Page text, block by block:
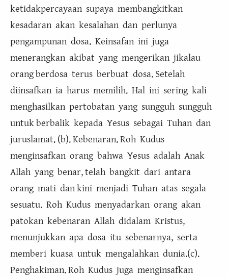
ketidakpercayaan supaya membangkitkan
kesadaran akan kesalahan dan perlunya
pengampunan dosa. Keinsafan ini juga
menerangkan akibat yang mengerikan jikalau
orang berdosa terus berbuat dosa. Setelah
diinsafkan ia harus memilih. Hal ini sering kali
menghasilkan pertobatan yang sungguh sungguh
untuk berbalik kepada Yesus sebagai Tuhan dan
juruslamat. (b). Kebenaran. Roh Kudus
menginsafkan orang bahwa Yesus adalah Anak
Allah yang benar, telah bangkit dari antara
orang mati dan kini menjadi Tuhan atas segala
sesuatu. Roh Kudus menyadarkan orang akan
patokan kebenaran Allah didalam Kristus,
menunjukkan apa dosa itu sebenarnya, serta
memberi kuasa untuk mengalahkan dunia.(c).
Penghakiman. Roh Kudus juga menginsafkan